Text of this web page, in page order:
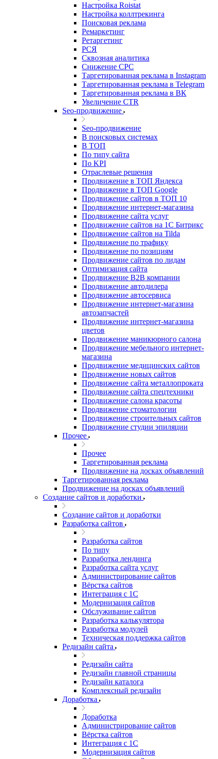
Настройка Roistat
Настройка коллтрекинга
Поисковая реклама
Ремаркетинг
Ретаргетинг
РСЯ
Сквозная аналитика
Снижение CPC
Таргетированная реклама в Instagram
Таргетированная реклама в Telegram
Таргетированная реклама в ВК
Увеличение CTR
Seo-продвижение
Seo-продвижение
В поисковых системах
В ТОП
По типу сайта
По KPI
Отраслевые решения
Продвижение в ТОП Яндекса
Продвижение в ТОП Google
Продвижение сайтов в ТОП 10
Продвижение интернет-магазина
Продвижение сайта услуг
Продвижение сайтов на 1С Битрикс
Продвижение сайтов на Tilda
Продвижение по трафику
Продвижение по позициям
Продвижение сайтов по лидам
Оптимизация сайта
Продвижение B2B компании
Продвижение автодилера
Продвижение автосервиса
Продвижение интернет-магазина
автозапчастей
Продвижение интернет-магазина
цветов
Продвижение маникюрного салона
Продвижение мебельного интернет-
магазина
Продвижение медицинских сайтов
Продвижение новых сайтов
Продвижение сайта металлопроката
Продвижение сайта спецтехники
Продвижение салона красоты
Продвижение стоматологии
Продвижение строительных сайтов
Продвижение студии эпиляции
Прочее
Прочее
Таргетированная реклама
Продвижение на досках объявлений
Таргетированная реклама
Продвижение на досках объявлений
Создание сайтов и доработки
Создание сайтов и доработки
Разработка сайтов
Разработка сайтов
По типу
Разработка лендинга
Разработка сайта услуг
Администрирование сайтов
Вёрстка сайтов
Интеграция с 1С
Модернизация сайтов
Обслуживание сайтов
Разработка калькулятора
Разработка модулей
Техническая поддержка сайтов
Редизайн сайта
Редизайн сайта
Редизайн главной страницы
Редизайн каталога
Комплексный редизайн
Доработка
Доработка
Администрирование сайтов
Вёрстка сайтов
Интеграция с 1С
Модернизация сайтов